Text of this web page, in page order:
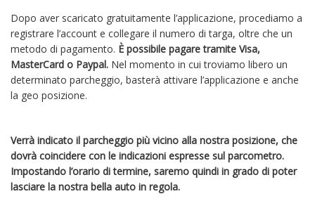
Dopo aver scaricato gratuitamente l’applicazione, procediamo a
registrare l’account e collegare il numero di targa, oltre che un
metodo di pagamento. È possibile pagare tramite Visa,
MasterCard o Paypal. Nel momento in cui troviamo libero un
determinato parcheggio, basterà attivare l’applicazione e anche
la geo posizione.
Verrà indicato il parcheggio più vicino alla nostra posizione, che
dovrà coincidere con le indicazioni espresse sul parcometro.
Impostando l’orario di termine, saremo quindi in grado di poter
lasciare la nostra bella auto in regola.